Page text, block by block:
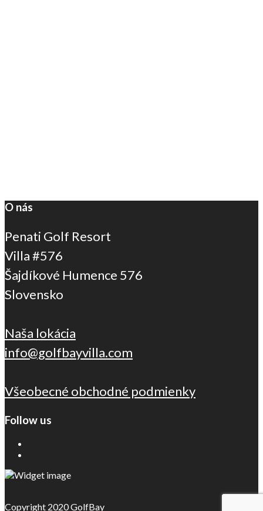
O nás
Penati Golf Resort
Villa #576
Šajdíkové Humence 576
Slovensko
Naša lokácia
info@golfbayvilla.com
Všeobecné obchodné podmienky
Follow us
Copyright 2020 GolfBay